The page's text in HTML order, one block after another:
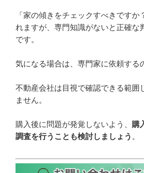
「家の傾きをチェックすべきですか
れますが、専門知識がないと正確な
です。
気になる場合は、専門家に依頼する
不動産会社は目視で確認できる範囲
ません。
購入後に問題が発覚しないよう、 購
調査を行うことも検討しましょう 。